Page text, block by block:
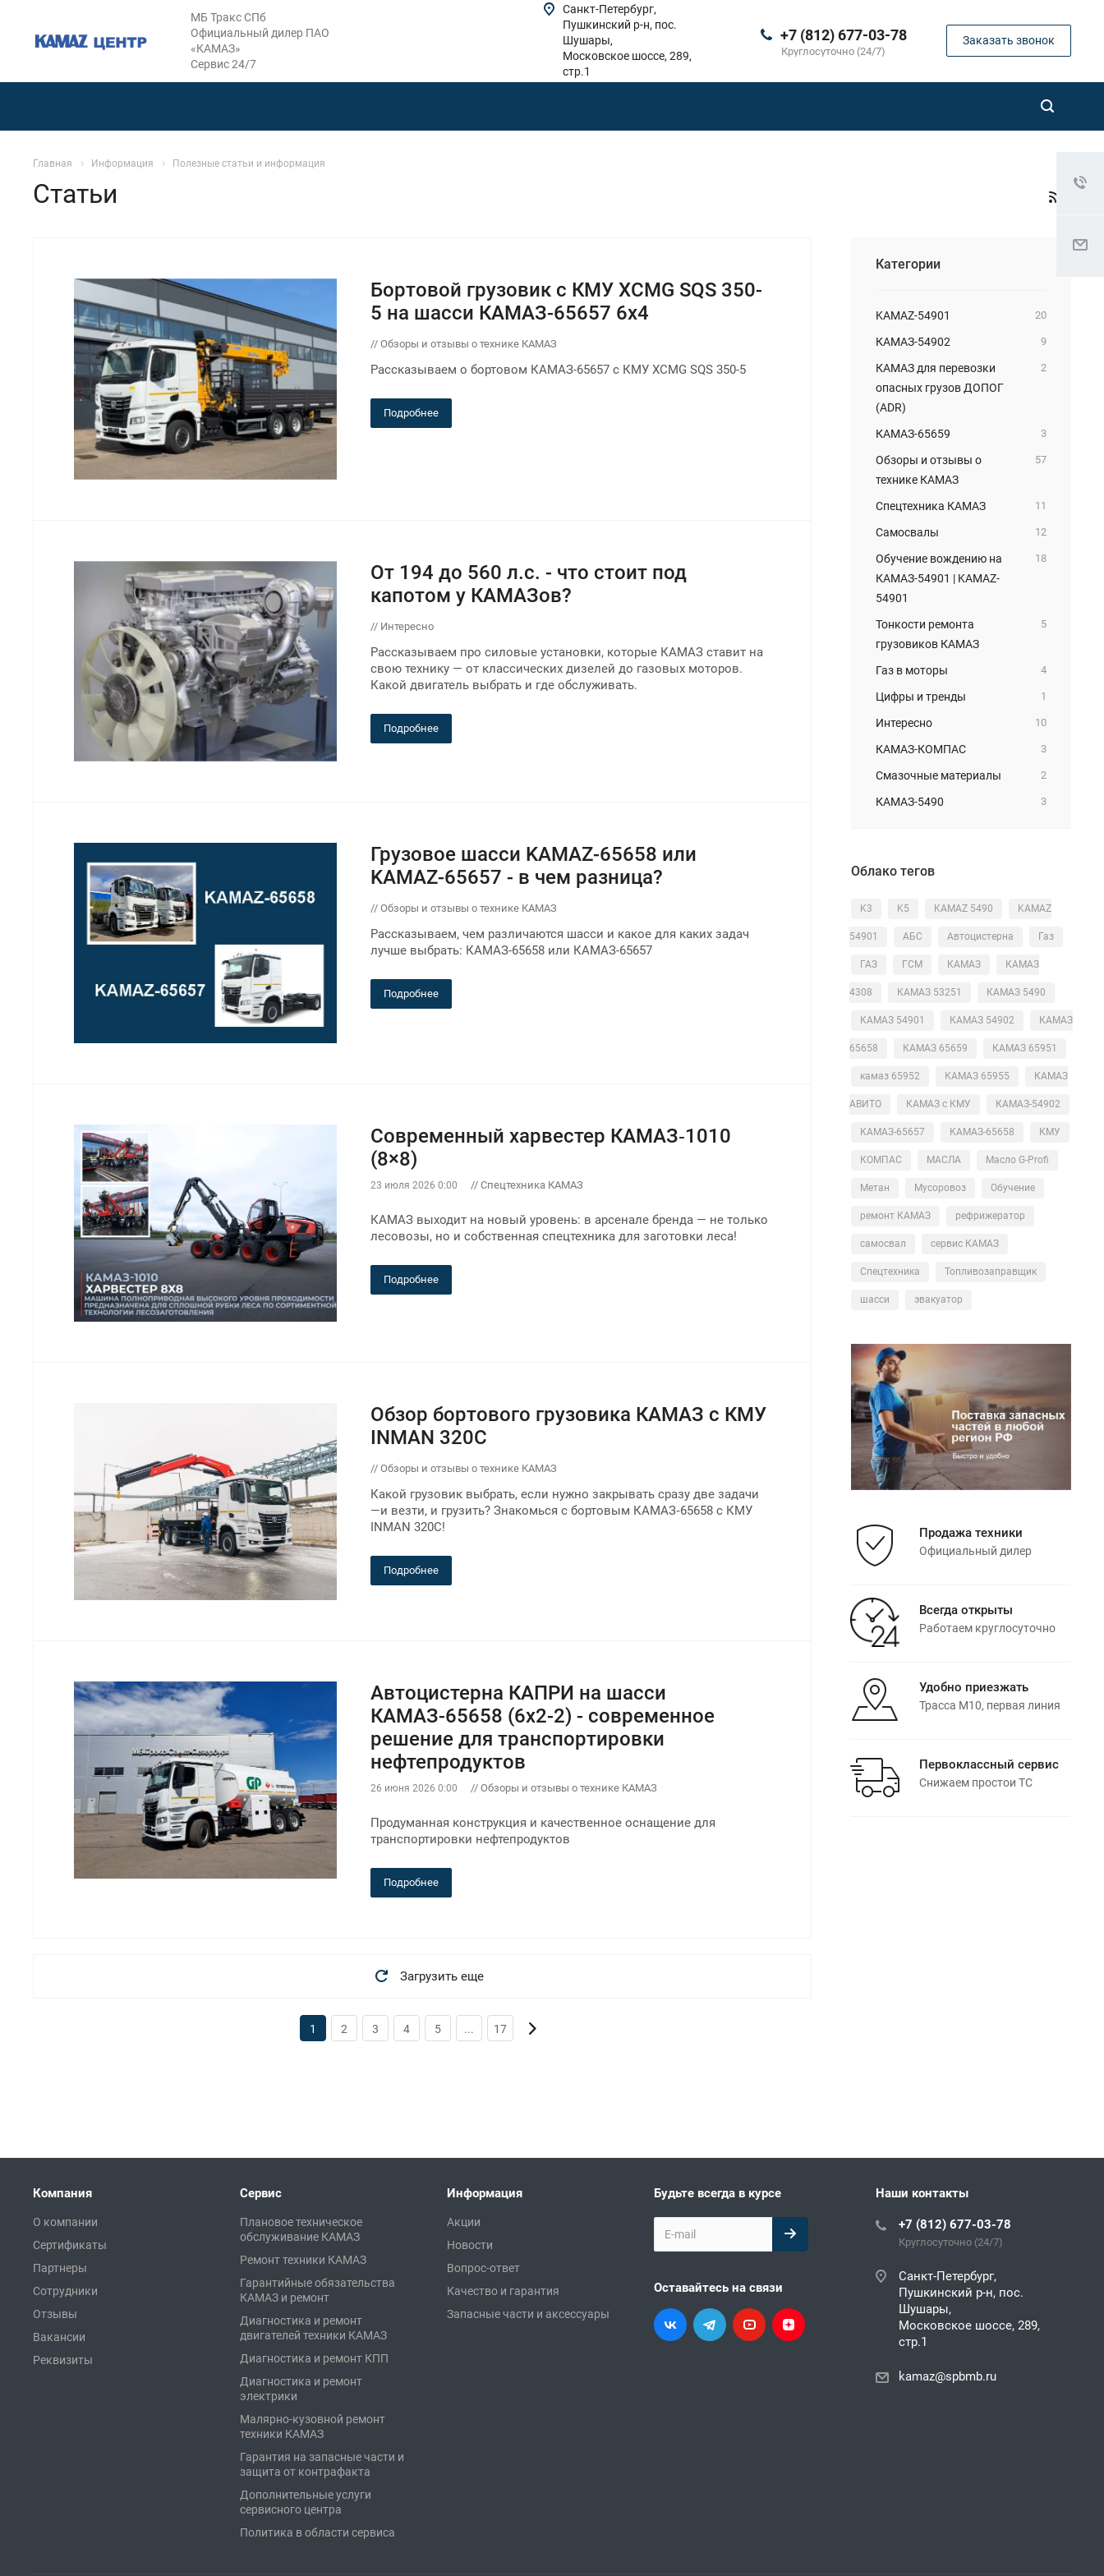
МБ Тракс СПб
Официальный дилер ПАО
«КАМАЗ»
Сервис 24/7
+7 (812) 677-03-78
Круглосуточно (24/7)
Заказать звонок
Санкт-Петербург,
Пушкинский р-н, пос.
Шушары,
Московское шоссе, 289,
стр.1
Главная Информация Полезные статьи и информация
Статьи
Бортовой грузовик с КМУ XCMG SQS 350-
5 на шасси КАМАЗ-65657 6х4
// Обзоры и отзывы о технике КАМАЗ
Рассказываем о бортовом КАМАЗ-65657 с КМУ XCMG SQS 350-5
Подробнее
От 194 до 560 л.с. - что стоит под
капотом у КАМАЗов?
// Интересно
Рассказываем про силовые установки, которые КАМАЗ ставит на
свою технику — от классических дизелей до газовых моторов.
Какой двигатель выбрать и где обслуживать.
Подробнее
Грузовое шасси KAMAZ-65658 или
KAMAZ-65657 - в чем разница?
// Обзоры и отзывы о технике КАМАЗ
Рассказываем, чем различаются шасси и какое для каких задач
лучше выбрать: КАМАЗ-65658 или КАМАЗ-65657
Подробнее
Современный харвестер КАМАЗ‑1010
(8×8)
23 июля 2026 0:00 // Спецтехника КАМАЗ
КАМАЗ выходит на новый уровень: в арсенале бренда — не только
лесовозы, но и собственная спецтехника для заготовки леса!
Подробнее
Обзор бортового грузовика КАМАЗ с КМУ
INMAN 320C
// Обзоры и отзывы о технике КАМАЗ
Какой грузовик выбрать, если нужно закрывать сразу две задачи
—и везти, и грузить? Знакомься с бортовым КАМАЗ‑65658 с КМУ
INMAN 320C!
Подробнее
Автоцистерна КАПРИ на шасси
КАМАЗ-65658 (6х2-2) - современное
решение для транспортировки
нефтепродуктов
26 июня 2026 0:00 // Обзоры и отзывы о технике КАМАЗ
Продуманная конструкция и качественное оснащение для
транспортировки нефтепродуктов
Подробнее
Загрузить еще
1 2 3 4 5 ... 17
Категории
KAMAZ-54901 20
КАМАЗ-54902 9
КАМАЗ для перевозки
опасных грузов ДОПОГ
(ADR)
2
КАМАЗ-65659 3
Обзоры и отзывы о
технике КАМАЗ
57
Спецтехника КАМАЗ 11
Самосвалы 12
Обучение вождению на
КАМАЗ-54901 | KAMAZ-
54901
18
Тонкости ремонта
грузовиков КАМАЗ
5
Газ в моторы 4
Цифры и тренды 1
Интересно 10
КАМАЗ-КОМПАС 3
Смазочные материалы 2
КАМАЗ-5490 3
Облако тегов
K3 K5 KAMAZ 5490 KAMAZ
54901 АБС Автоцистерна Газ
ГАЗ ГСМ КАМАЗ КАМАЗ
4308 КАМАЗ 53251 КАМАЗ 5490
КАМАЗ 54901 КАМАЗ 54902 КАМАЗ
65658 КАМАЗ 65659 КАМАЗ 65951
камаз 65952 КАМАЗ 65955 КАМАЗ
АВИТО КАМАЗ с КМУ КАМАЗ-54902
КАМАЗ-65657 КАМАЗ-65658 КМУ
КОМПАС МАСЛА Масло G-Profi
Метан Мусоровоз Обучение
ремонт КАМАЗ рефрижератор
самосвал сервис КАМАЗ
Спецтехника Топливозаправщик
шасси эвакуатор
Продажа техники
Официальный дилер
Всегда открыты
Работаем круглосуточно
Удобно приезжать
Трасса М10, первая линия
Первоклассный сервис
Снижаем простои ТС
Компания
О компании
Сертификаты
Партнеры
Сотрудники
Отзывы
Вакансии
Реквизиты
Сервис
Плановое техническое
обслуживание КАМАЗ
Ремонт техники КАМАЗ
Гарантийные обязательства
КАМАЗ и ремонт
Диагностика и ремонт
двигателей техники КАМАЗ
Диагностика и ремонт КПП
Диагностика и ремонт
электрики
Малярно-кузовной ремонт
техники КАМАЗ
Гарантия на запасные части и
защита от контрафакта
Дополнительные услуги
сервисного центра
Политика в области сервиса
Информация
Акции
Новости
Вопрос-ответ
Качество и гарантия
Запасные части и аксессуары
Будьте всегда в курсе
Оставайтесь на связи
Наши контакты
+7 (812) 677-03-78
Круглосуточно (24/7)
Санкт-Петербург,
Пушкинский р-н, пос.
Шушары,
Московское шоссе, 289,
стр.1
kamaz@spbmb.ru